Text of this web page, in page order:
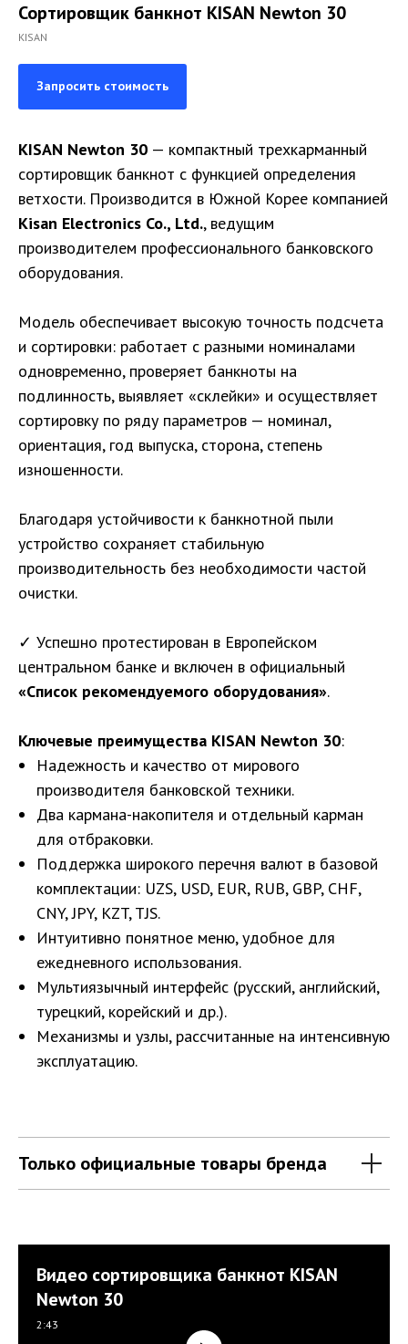
Сортировщик банкнот KISAN Newton 30
KISAN
Запросить стоимость
KISAN Newton 30 — компактный трехкарманный
сортировщик банкнот с функцией определения
ветхости. Производится в Южной Корее компанией
Kisan Electronics Co., Ltd., ведущим
производителем профессионального банковского
оборудования.
Модель обеспечивает высокую точность подсчета
и сортировки: работает с разными номиналами
одновременно, проверяет банкноты на
подлинность, выявляет «склейки» и осуществляет
сортировку по ряду параметров — номинал,
ориентация, год выпуска, сторона, степень
изношенности.
Благодаря устойчивости к банкнотной пыли
устройство сохраняет стабильную
производительность без необходимости частой
очистки.
✓ Успешно протестирован в Европейском
центральном банке и включен в официальный
«Список рекомендуемого оборудования».
Ключевые преимущества KISAN Newton 30:
Надежность и качество от мирового
производителя банковской техники.
Два кармана-накопителя и отдельный карман
для отбраковки.
Поддержка широкого перечня валют в базовой
комплектации: UZS, USD, EUR, RUB, GBP, CHF,
CNY, JPY, KZT, TJS.
Интуитивно понятное меню, удобное для
ежедневного использования.
Мультиязычный интерфейс (русский, английский,
турецкий, корейский и др.).
Механизмы и узлы, рассчитанные на интенсивную
эксплуатацию.
Только официальные товары бренда
Видео сортировщика банкнот KISAN
Newton 30
2:43